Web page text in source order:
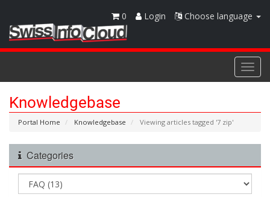
Choose language
Login
0
Knowledgebase
Portal Home Knowledgebase Viewing articles tagged '7 zip'
Categories